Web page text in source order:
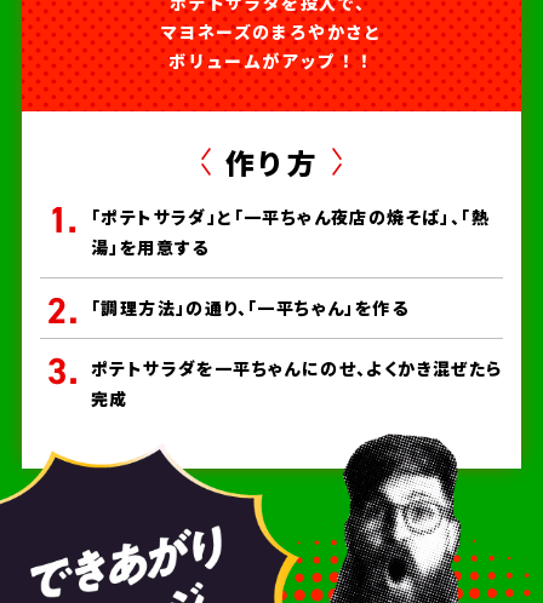
マヨネーズのまろやかさと
ボリュームがアップ！！
作り方
「ポテトサラダ」と「一平ちゃん夜店の焼そば」、「熱
湯」を用意する
「調理方法」の通り、「一平ちゃん」を作る
ポテトサラダを一平ちゃんにのせ、よくかき混ぜたら
完成